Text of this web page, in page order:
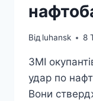
Від luhansk 8
ЗМІ
удар по
Вони